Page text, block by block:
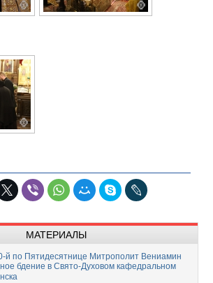
МАТЕРИАЛЫ
й по Пятидесятнице Митрополит Вениамин
бдение в Свято-Духовом кафедральном